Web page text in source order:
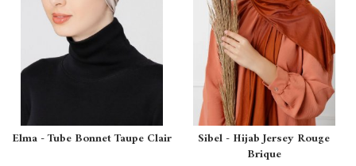
Elma - Tube Bonnet Taupe Clair
Sibel - Hijab Jersey Rouge
Brique